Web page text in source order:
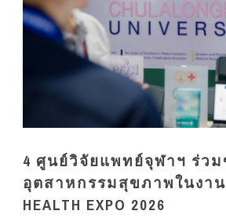
4 ศูนย์วิจัยแพทย์จุฬาฯ ร่ว
อุตสาหกรรมสุขภาพในงาน
HEALTH EXPO 2026